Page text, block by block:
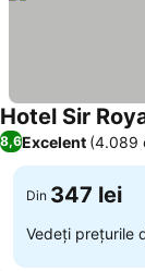
Hotel Sir
8,6Excelent (4.089
Din 347 lei
Vedeți prețurile